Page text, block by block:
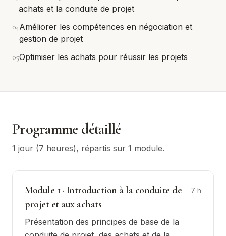
achats et la conduite de projet
04Améliorer les compétences en négociation et
gestion de projet
05Optimiser les achats pour réussir les projets
Programme détaillé
1 jour (7 heures), répartis sur 1 module.
Module 1· Introduction à la conduite de
projet et aux achats
7 h
Présentation des principes de base de la